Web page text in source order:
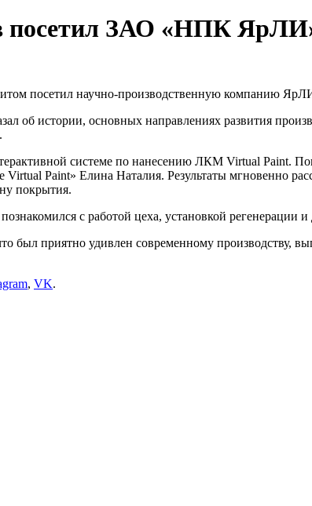
посетил ЗАО «НПК
посетил научно-производственную компанию
об истории, основных направлениях развития
системе по нанесению ЛКМ Virtual Paint.
Paint» Елина Наталия. Результаты мгновенно
покрытия.
с работой цеха, установкой регенерации и
был приятно удивлен современному производству,
, VK.